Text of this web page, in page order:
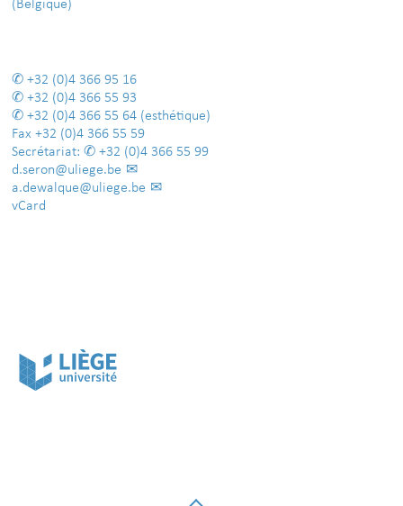
(Belgique)
+32 (0)4 366 95 16
+32 (0)4 366 55 93
+32 (0)4 366 55 64 (esthétique)
Fax +32 (0)4 366 55 59
Secrétariat:
+32 (0)4 366 55 99
d.seron@uliege.be
a.dewalque@uliege.be
vCard